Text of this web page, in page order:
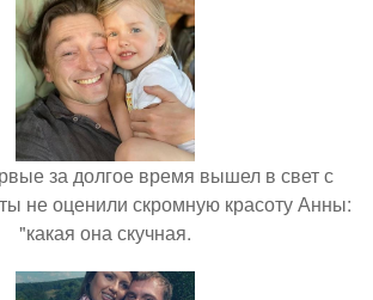
за долгое время вышел в свет с
не оценили скромную красоту Анны:
"какая она скучная.